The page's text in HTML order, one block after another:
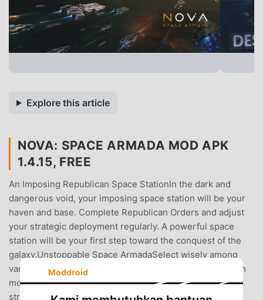
Explore this article
NOVA: SPACE ARMADA MOD APK
1.4.15, FREE
An Imposing Republican Space StationIn the dark and
dangerous void, your imposing space station will be your
haven and base. Complete Republican Orders and adjust
your strategic deployment regularly. A powerful space
station will be your first step toward the conquest of the
galaxy.Unstoppable Space ArmadaSelect wisely among
various warship blueprints. Forge your unique fleets with
modular designs and assembling systems. Plan out your
strategic options carefully and join in unprecedented
Moddroid